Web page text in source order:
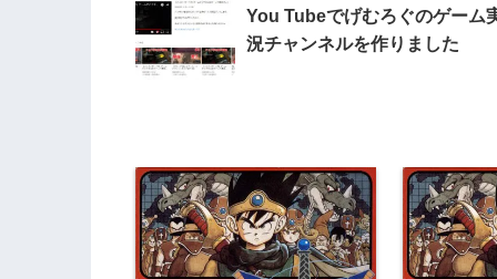
You Tubeでげむろぐのゲーム
況チャンネルを作りました